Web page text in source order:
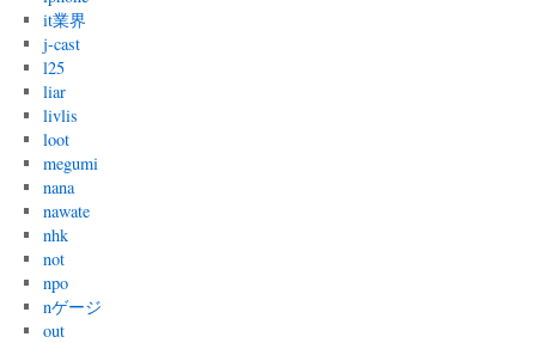
it業界
j-cast
l25
liar
livlis
loot
megumi
nana
nawate
nhk
not
npo
nゲージ
out